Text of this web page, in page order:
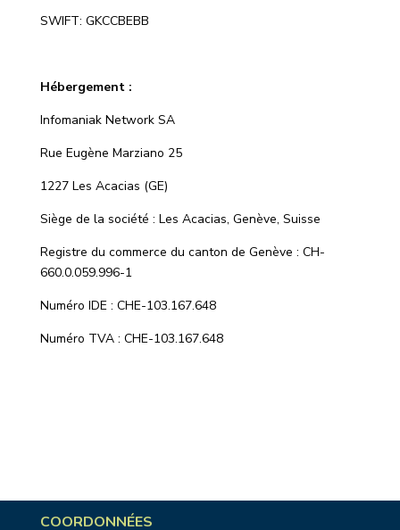
SWIFT: GKCCBEBB
Hébergement :
Infomaniak Network SA
Rue Eugène Marziano 25
1227 Les Acacias (GE)
Siège de la société : Les Acacias, Genève, Suisse
Registre du commerce du canton de Genève : CH-
660.0.059.996-1
Numéro IDE : CHE-103.167.648
Numéro TVA : CHE-103.167.648
COORDONNÉES